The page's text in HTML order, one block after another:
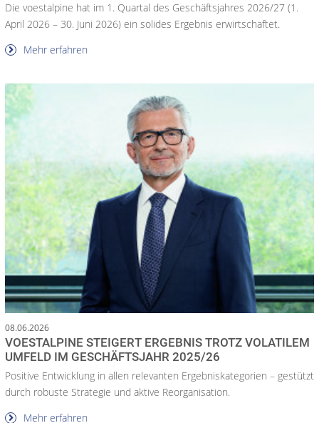
Die voestalpine hat im 1. Quartal des Geschäftsjahres 2026/27 (1.
April 2026 – 30. Juni 2026) ein solides Ergebnis erwirtschaftet.
Mehr erfahren
08.06.2026
VOESTALPINE STEIGERT ERGEBNIS TROTZ VOLATILEM
UMFELD IM GESCHÄFTSJAHR 2025/26
Positive Entwicklung in allen relevanten Ergebniskategorien – gestützt
durch robuste Strategie und aktive Reorganisation.
Mehr erfahren